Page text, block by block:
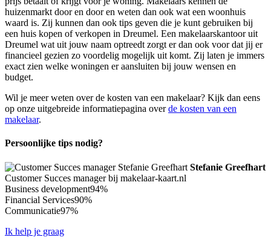
huizenmarkt door en door en weten dan ook wat een woonhuis
waard is. Zij kunnen dan ook tips geven die je kunt gebruiken bij
een huis kopen of verkopen in Dreumel. Een makelaarskantoor uit
Dreumel wat uit jouw naam optreedt zorgt er dan ook voor dat jij er
financieel gezien zo voordelig mogelijk uit komt. Zij laten je immers
exact zien welke woningen er aansluiten bij jouw wensen en
budget.
Wil je meer weten over de kosten van een makelaar? Kijk dan eens
op onze uitgebreide informatiepagina overde kosten van een
makelaar.
Persoonlijke tips nodig?
Stefanie Greefhart
Customer Succes manager bij makelaar-kaart.nl
Business development94%
Financial Services90%
Communicatie97%
Ik help je graag